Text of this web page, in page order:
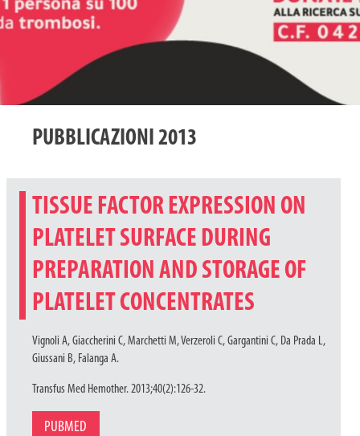
PUBBLICAZIONI 2013
TISSUE FACTOR EXPRESSION ON
PLATELET SURFACE DURING
PREPARATION AND STORAGE OF
PLATELET CONCENTRATES
Vignoli A, Giaccherini C, Marchetti M, Verzeroli C, Gargantini C, Da Prada L,
Giussani B, Falanga A.
Transfus Med Hemother. 2013;40(2):126-32.
PUBMED